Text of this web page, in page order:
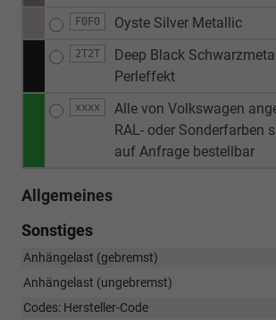
F0F0 Oyste Silver Metallic
2T2T
Deep Black
Perleffekt
xxxx
Alle von Volkswagen
RAL- oder Sonderfarben
auf Anfrage bestellbar
Allgemeines
Sonstiges
Anhängelast (gebremst)
Anhängelast (ungebremst)
Codes: Hersteller-Code